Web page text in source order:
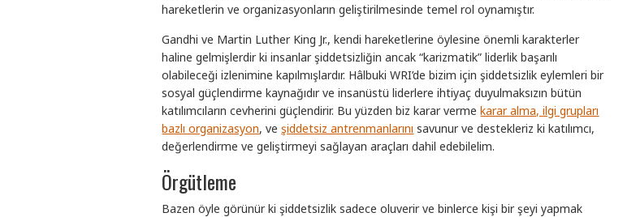
hareketlerin ve organizasyonların geliştirilmesinde temel rol oynamıştır.
Gandhi ve Martin Luther King Jr., kendi hareketlerine öylesine önemli karakterler
haline gelmişlerdir ki insanlar şiddetsizliğin ancak “karizmatik” liderlik başarılı
olabileceği izlenimine kapılmışlardır. Hâlbuki WRI’de bizim için şiddetsizlik eylemleri bir
sosyal güçlendirme kaynağıdır ve insanüstü liderlere ihtiyaç duyulmaksızın bütün
katılımcıların cevherini güçlendirir. Bu yüzden biz karar vermekarar alma, ilgi grupları
bazlı organizasyon, veşiddetsiz antrenmanlarını savunur ve destekleriz ki katılımcı,
değerlendirme ve geliştirmeyi sağlayan araçları dahil edebilelim.
Örgütleme
Bazen öyle görünür ki şiddetsizlik sadece oluverir ve binlerce kişi bir şeyi yapmak